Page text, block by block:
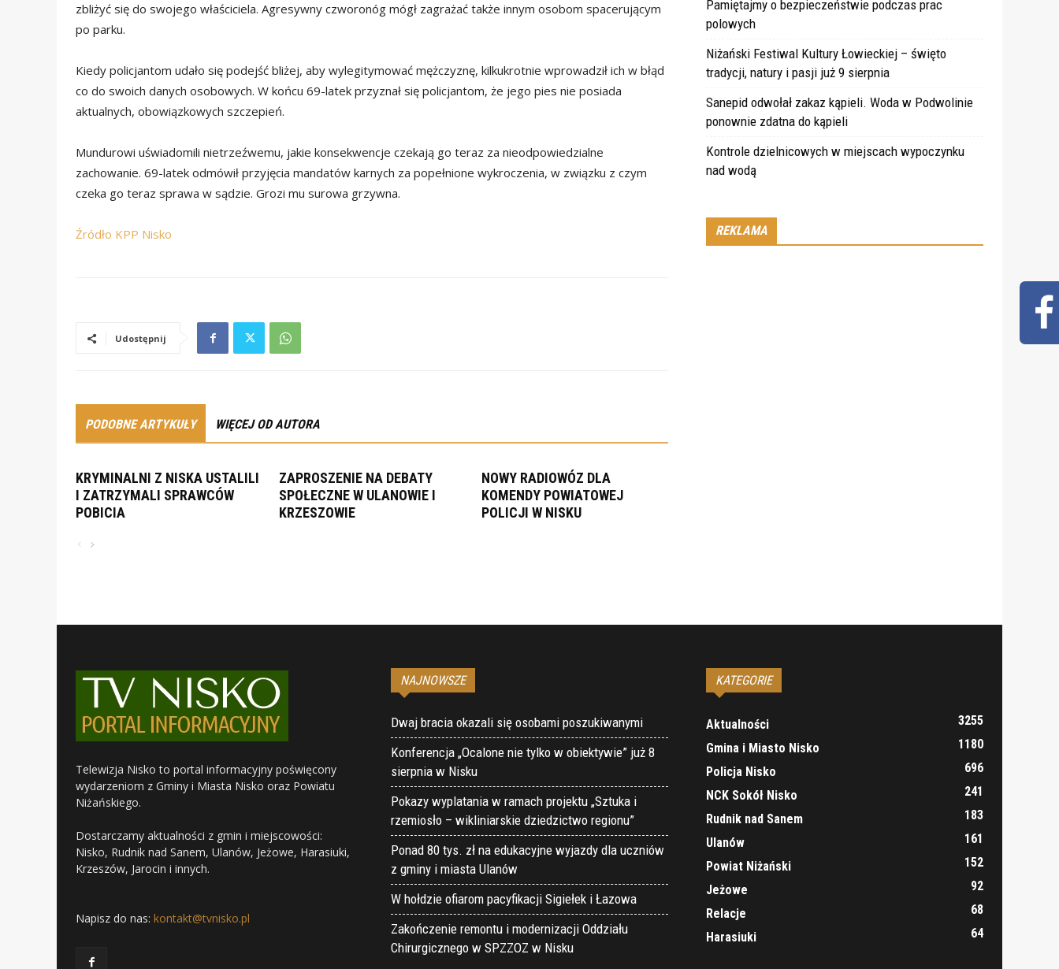
zbliżyć się do swojego właściciela. Agresywny czworonóg mógł zagrażać także innym osobom spacerującym
po parku.
Kiedy policjantom udało się podejść bliżej, aby wylegitymować mężczyznę, kilkukrotnie wprowadził ich w błąd
co do swoich danych osobowych. W końcu 69-latek przyznał się policjantom, że jego pies nie posiada
aktualnych, obowiązkowych szczepień.
Mundurowi uświadomili nietrzeźwemu, jakie konsekwencje czekają go teraz za nieodpowiedzialne
zachowanie. 69-latek odmówił przyjęcia mandatów karnych za popełnione wykroczenia, w związku z czym
czeka go teraz sprawa w sądzie. Grozi mu surowa grzywna.
Źródło KPP Nisko
Udostępnij
PODOBNE ARTYKUŁY WIĘCEJ OD AUTORA
KRYMINALNI Z NISKA USTALILI
I ZATRZYMALI SPRAWCÓW
POBICIA
ZAPROSZENIE NA DEBATY
SPOŁECZNE W ULANOWIE I
KRZESZOWIE
NOWY RADIOWÓZ DLA
KOMENDY POWIATOWEJ
POLICJI W NISKU
Pamiętajmy o bezpieczeństwie podczas prac
polowych
Niżański Festiwal Kultury Łowieckiej – święto
tradycji, natury i pasji już 9 sierpnia
Sanepid odwołał zakaz kąpieli. Woda w Podwolinie
ponownie zdatna do kąpieli
Kontrole dzielnicowych w miejscach wypoczynku
nad wodą
REKLAMA
Telewizja Nisko to portal informacyjny poświęcony
wydarzeniom z Gminy i Miasta Nisko oraz Powiatu
Niżańskiego.
Dostarczamy aktualności z gmin i miejscowości:
Nisko, Rudnik nad Sanem, Ulanów, Jeżowe, Harasiuki,
Krzeszów, Jarocin i innych.
Napisz do nas: kontakt@tvnisko.pl
NAJNOWSZE
Dwaj bracia okazali się osobami poszukiwanymi
Konferencja „Ocalone nie tylko w obiektywie” już 8
sierpnia w Nisku
Pokazy wyplatania w ramach projektu „Sztuka i
rzemiosło – wikliniarskie dziedzictwo regionu”
Ponad 80 tys. zł na edukacyjne wyjazdy dla uczniów
z gminy i miasta Ulanów
W hołdzie ofiarom pacyfikacji Sigiełek i Łazowa
Zakończenie remontu i modernizacji Oddziału
Chirurgicznego w SPZZOZ w Nisku
KATEGORIE
Aktualności
3255
Gmina i Miasto Nisko
1180
Policja Nisko
696
NCK Sokół Nisko
241
Rudnik nad Sanem
183
Ulanów
161
Powiat Niżański
152
Jeżowe
92
Relacje
68
Harasiuki
64